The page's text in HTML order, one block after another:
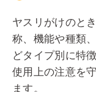
ヤスリがけのと
称、機能や種類
どタイプ別に特
使用上の注意を
ます。